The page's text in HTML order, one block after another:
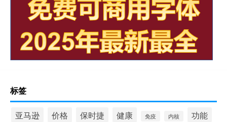
标签
亚马逊 价格 保时捷 健康 免疫 内核 功能